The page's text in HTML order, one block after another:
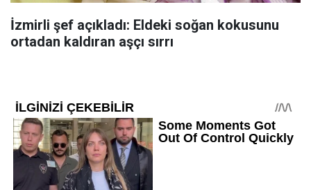
İzmirli şef açıkladı: Eldeki soğan kokusunu
ortadan kaldıran aşçı sırrı